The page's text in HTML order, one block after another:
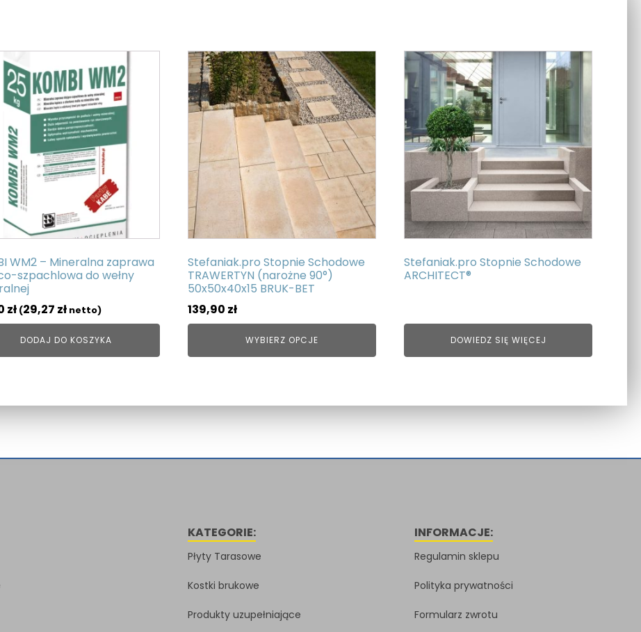
WM2 – Mineralna zaprawa
szpachlowa do wełny
zł (29,27 zł netto)
DODAJ DO KOSZYKA
Stefaniak.pro Stopnie Schodowe
TRAWERTYN (narożne 90°)
50x50x40x15 BRUK-BET
139,90 zł
WYBIERZ OPCJE
Ten
produkt
ma
wiele
wariantów.
Opcje
można
wybrać
na
stronie
produktu
Stefaniak.pro Stopnie Schodowe
ARCHITECT®
DOWIEDZ SIĘ WIĘCEJ
KATEGORIE:
Płyty Tarasowe
Kostki brukowe
Produkty uzupełniające
INFORMACJE:
Regulamin sklepu
Polityka prywatności
Formularz zwrotu